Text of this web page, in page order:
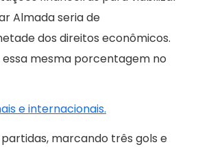
Almada seria de
dos direitos econômicos.
mesma porcentagem no
e internacionais.
marcando três gols e